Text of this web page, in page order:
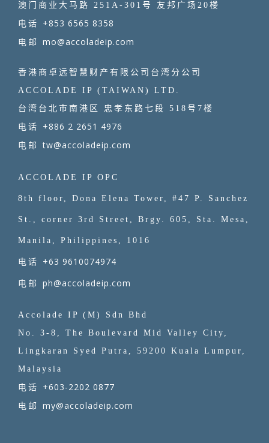
澳门商业大马路 251A-301号 友邦广场20楼
电话 +853 6565 8358
电邮 mo@accoladeip.com
香港商卓远智慧财产有限公司台湾分公司
ACCOLADE IP (TAIWAN) LTD.
台湾台北市南港区 忠孝东路七段 518号7楼
电话 +886 2 2651 4976
电邮tw@accoladeip.com
ACCOLADE IP OPC
8th floor, Dona Elena Tower, #47 P. Sanchez
St., corner 3rd Street, Brgy. 605, Sta. Mesa,
Manila, Philippines, 1016
电话 +63 9610074974
电邮 ph@accoladeip.com
Accolade IP (M) Sdn Bhd
No. 3-8, The Boulevard Mid Valley City,
Lingkaran Syed Putra, 59200 Kuala Lumpur,
Malaysia
电话 +603-2202 0877
电邮 my@accoladeip.com